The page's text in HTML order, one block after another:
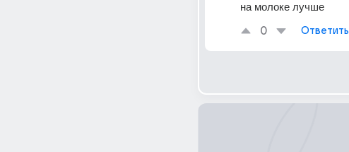
на молоке лучше
0 Ответить